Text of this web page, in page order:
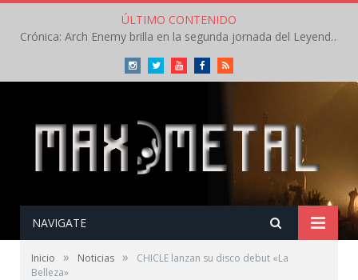
ÚLTIMO CONTENIDO
Crónica: Arch Enemy brilla en la segunda jornada del Leyendas del Rock – Jueves – Agosto 2026
InstagramTwitterYoutubeFacebookRSS
NAVIGATE
Inicio » Noticias »
CHICLE lanzan su disco debut «La
Belleza»